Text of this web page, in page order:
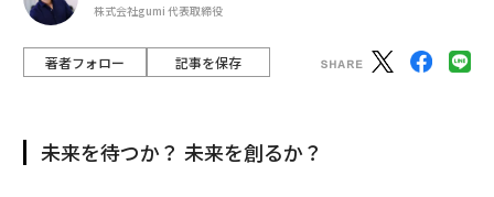
株式会社gumi 代表取締役
著者フォロー 記事を保存
未来を待つか？ 未来を創るか？